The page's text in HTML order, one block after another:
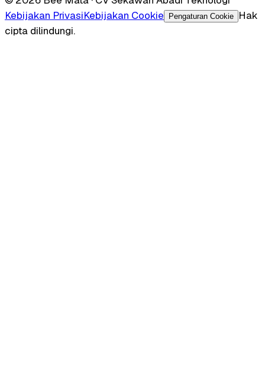
Kebijakan PrivasiKebijakan Cookie Pengaturan Cookie
Hak
cipta dilindungi.